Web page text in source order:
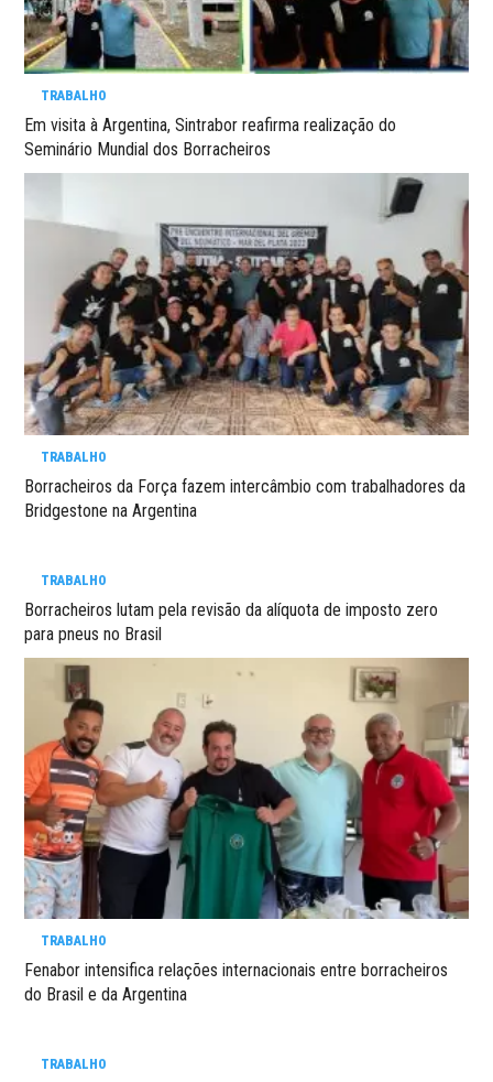
TRABALHO
Em visita à Argentina, Sintrabor reafirma realização do
Seminário Mundial dos Borracheiros
TRABALHO
Borracheiros da Força fazem intercâmbio com trabalhadores da
Bridgestone na Argentina
TRABALHO
Borracheiros lutam pela revisão da alíquota de imposto zero
para pneus no Brasil
TRABALHO
Fenabor intensifica relações internacionais entre borracheiros
do Brasil e da Argentina
TRABALHO